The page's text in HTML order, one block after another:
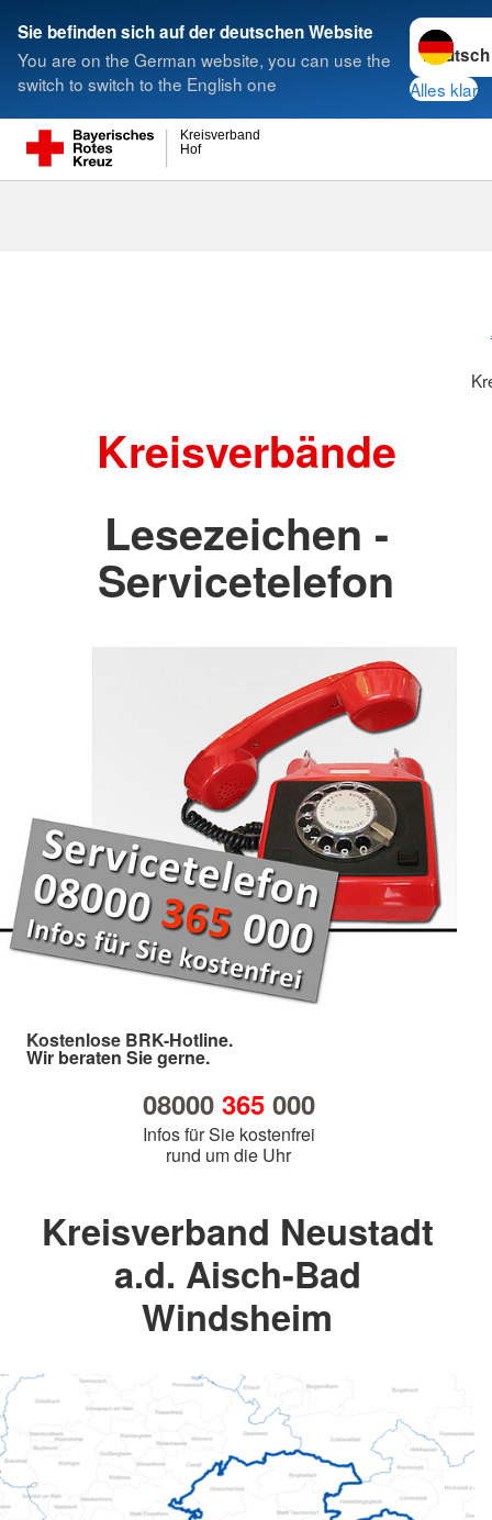
Sie befinden sich auf der deutschen Website
You are on the German website, you can use the
switch to switch to the English one
Sprache
Alles klar
Hof
Kreisverband
Suche
Kreisverbände
Lesezeichen -
Servicetelefon
Kostenlose BRK-Hotline.
Wir beraten Sie gerne.
08000 365000
Infos für Sie kostenfrei
rund um die Uhr
Kreisverband Neustadt
a.d. Aisch-Bad
Windsheim